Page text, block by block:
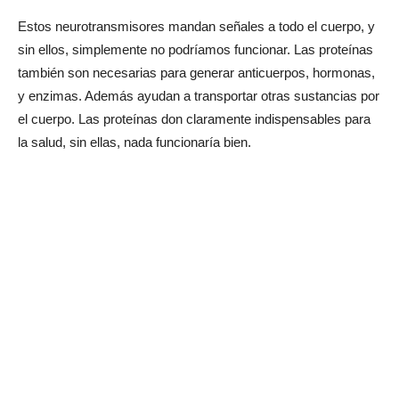
Estos neurotransmisores mandan señales a todo el cuerpo, y
sin ellos, simplemente no podríamos funcionar. Las proteínas
también son necesarias para generar anticuerpos, hormonas,
y enzimas. Además ayudan a transportar otras sustancias por
el cuerpo. Las proteínas don claramente indispensables para
la salud, sin ellas, nada funcionaría bien.